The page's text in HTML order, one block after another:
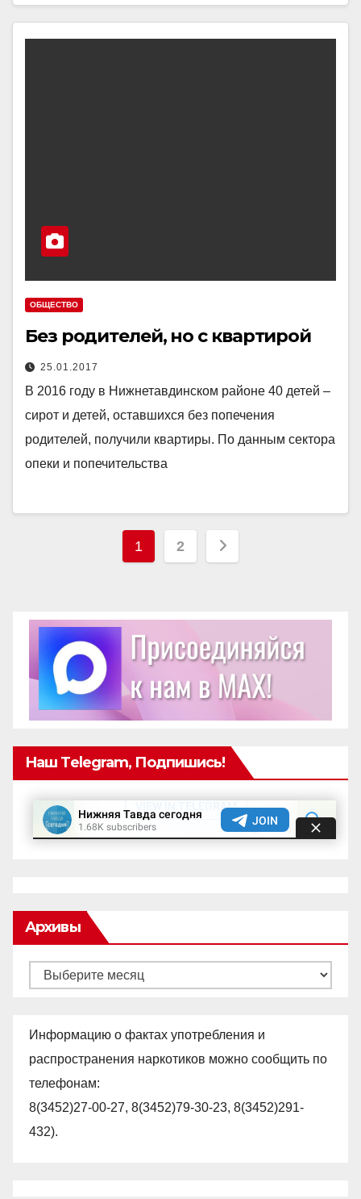
ОБЩЕСТВО
Без родителей, но с квартирой
25.01.2017
В 2016 году в Нижнетавдинском районе 40 детей –
сирот и детей, оставшихся без попечения
родителей, получили квартиры. По данным сектора
опеки и попечительства
Пагинация
1 2
Наш Telegram, Подпишись!
Архивы
Архивы
Информацию о фактах употребления и
распространения наркотиков можно сообщить по
телефонам:
8(3452)27-00-27, 8(3452)79-30-23, 8(3452)291-
432).